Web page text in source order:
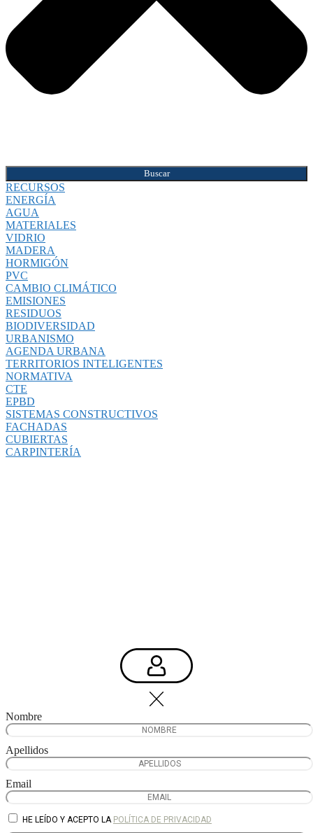
Buscar
RECURSOS
ENERGÍA
AGUA
MATERIALES
VIDRIO
MADERA
HORMIGÓN
PVC
CAMBIO CLIMÁTICO
EMISIONES
RESIDUOS
BIODIVERSIDAD
URBANISMO
AGENDA URBANA
TERRITORIOS INTELIGENTES
NORMATIVA
CTE
EPBD
SISTEMAS CONSTRUCTIVOS
FACHADAS
CUBIERTAS
CARPINTERÍA
Nombre
Apellidos
Email
HE LEÍDO Y ACEPTO LA POLÍTICA DE PRIVACIDAD